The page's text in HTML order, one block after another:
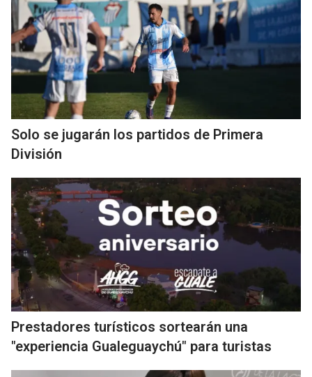
Solo se jugarán los partidos de Primera
División
Prestadores turísticos sortearán una
"experiencia Gualeguaychú" para turistas